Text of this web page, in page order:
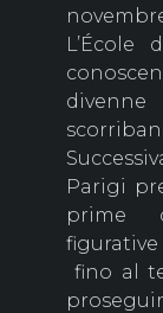
L’École
Parigi
prime
fino al